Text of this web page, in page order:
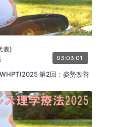
03:03:01
第2回：姿勢改善